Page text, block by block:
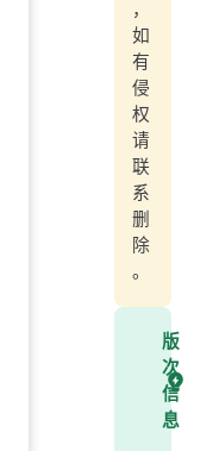
，
如
有
侵
权
请
联
系
删
除
。
版
次
信
息